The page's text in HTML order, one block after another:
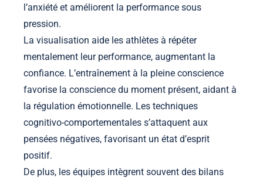
l’anxiété et améliorent la performance sous
pression.
La visualisation aide les athlètes à répéter
mentalement leur performance, augmentant la
confiance. L’entraînement à la pleine conscience
favorise la conscience du moment présent, aidant à
la régulation émotionnelle. Les techniques
cognitivo-comportementales s’attaquent aux
pensées négatives, favorisant un état d’esprit
positif.
De plus, les équipes intègrent souvent des bilans